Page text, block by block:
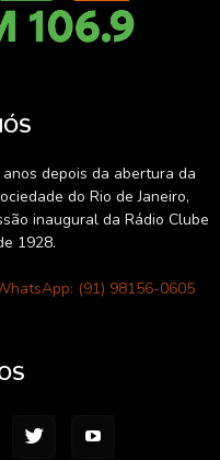
depois da abertura da
do Rio de Janeiro,
inaugural da Rádio Clube
1928.
(91) 98156-0605